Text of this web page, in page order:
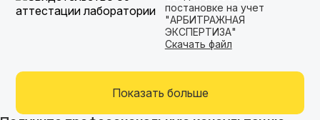
постановке на учет
"АРБИТРАЖНАЯ
ЭКСПЕРТИЗА"
Скачать файл
Показать больше